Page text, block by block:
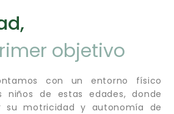
objetivo
con un entorno físico
niños de estas edades, donde
su motricidad y autonomía de